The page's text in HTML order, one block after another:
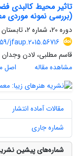
تاثیر محیط کالبدی
(بررسی نمونه
دوره 20، شماره 2، تابستان 1394، صفحه
jfaup.2015.56716
قاسم مطلبی، لادن وجدان
مشاهده مقاله
اصل
مقالات آماده انتشار
شماره جاری
شماره‌های پیشین